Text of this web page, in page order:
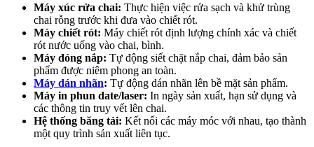
Máy xúc rửa chai: Thực hiện việc rửa sạch và khử trùng
chai rỗng trước khi đưa vào chiết rót.
Máy chiết rót: Máy chiết rót định lượng chính xác và chiết
rót nước uống vào chai, bình.
Máy đóng nắp: Tự động siết chặt nắp chai, đảm bảo sản
phẩm được niêm phong an toàn.
Máy dán nhãn: Tự động dán nhãn lên bề mặt sản phẩm.
Máy in phun date/laser: In ngày sản xuất, hạn sử dụng và
các thông tin truy vết lên chai.
Hệ thống băng tải: Kết nối các máy móc với nhau, tạo thành
một quy trình sản xuất liên tục.